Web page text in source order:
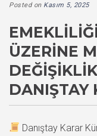
Posted on Kasım 5, 2025
ÜZERINE
DANIŞTAY
Danıştay Karar